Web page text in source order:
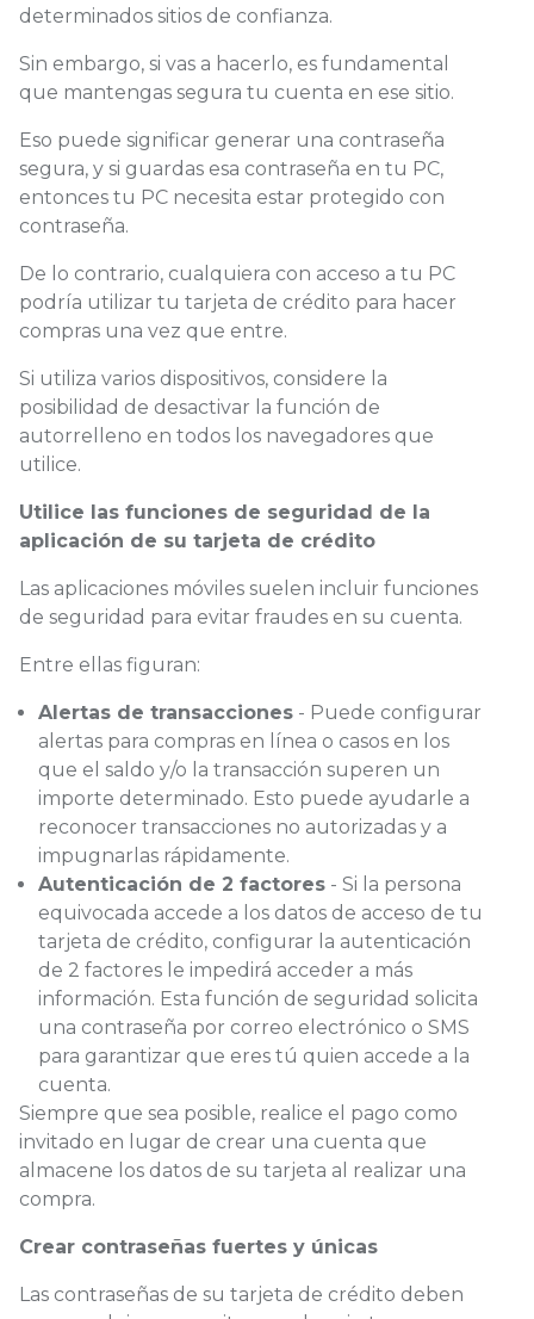
determinados sitios de confianza.
Sin embargo, si vas a hacerlo, es fundamental
que mantengas segura tu cuenta en ese sitio.
Eso puede significar generar una contraseña
segura, y si guardas esa contraseña en tu PC,
entonces tu PC necesita estar protegido con
contraseña.
De lo contrario, cualquiera con acceso a tu PC
podría utilizar tu tarjeta de crédito para hacer
compras una vez que entre.
Si utiliza varios dispositivos, considere la
posibilidad de desactivar la función de
autorrelleno en todos los navegadores que
utilice.
Utilice las funciones de seguridad de la
aplicación de su tarjeta de crédito
Las aplicaciones móviles suelen incluir funciones
de seguridad para evitar fraudes en su cuenta.
Entre ellas figuran:
Alertas de transacciones - Puede configurar
alertas para compras en línea o casos en los
que el saldo y/o la transacción superen un
importe determinado. Esto puede ayudarle a
reconocer transacciones no autorizadas y a
impugnarlas rápidamente.
Autenticación de 2 factores - Si la persona
equivocada accede a los datos de acceso de tu
tarjeta de crédito, configurar la autenticación
de 2 factores le impedirá acceder a más
información. Esta función de seguridad solicita
una contraseña por correo electrónico o SMS
para garantizar que eres tú quien accede a la
cuenta.
Siempre que sea posible, realice el pago como
invitado en lugar de crear una cuenta que
almacene los datos de su tarjeta al realizar una
compra.
Crear contraseñas fuertes y únicas
Las contraseñas de su tarjeta de crédito deben